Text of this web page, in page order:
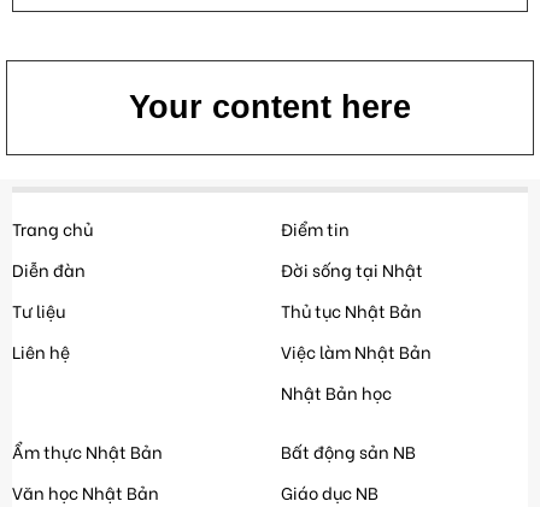
Your content here
Trang chủ
Diễn đàn
Tư liệu
Liên hệ
Điểm tin
Đời sống tại Nhật
Thủ tục Nhật Bản
Việc làm Nhật Bản
Nhật Bản học
Ẩm thực Nhật Bản
Văn học Nhật Bản
Bất động sản NB
Giáo dục NB